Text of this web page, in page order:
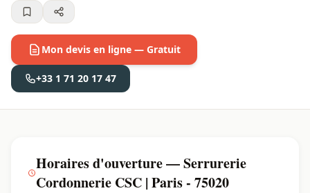
Mon devis en ligne — Gratuit
+33 1 71 20 17 47
Horaires d'ouverture — Serrurerie
Cordonnerie CSC | Paris - 75020